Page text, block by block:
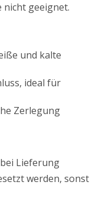
nicht geeignet.
und kalte
ideal für
Zerlegung
Lieferung
werden, sonst